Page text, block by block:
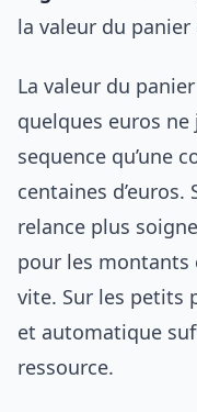
la valeur du panier
La valeur du
quelques euros
sequence qu’une
centaines d’euros.
relance plus
pour les montants
vite. Sur les petits
et automatique
ressource.